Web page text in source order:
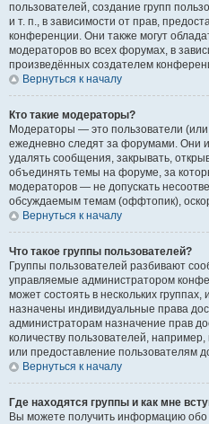
пользователей, создание групп
и т. п., в зависимости от прав,
конференции. Они также могут
модераторов во всех форумах, в
произведённых создателем
Вернуться к началу
Кто такие модераторы?
Модераторы — это пользователи
ежедневно следят за форумами. Они
удалять сообщения, закрывать,
объединять темы на форуме, за
модераторов — не допускать
обсуждаемым темам (оффтопик),
Вернуться к началу
Что такое группы пользователей?
Группы пользователей разбивают
управляемые администратором
может состоять в нескольких группах,
назначены индивидуальные права
администраторам назначение прав
количеству пользователей,
или предоставление пользователям
Вернуться к началу
Где находятся группы и как мне
Вы можете получить информацию обо